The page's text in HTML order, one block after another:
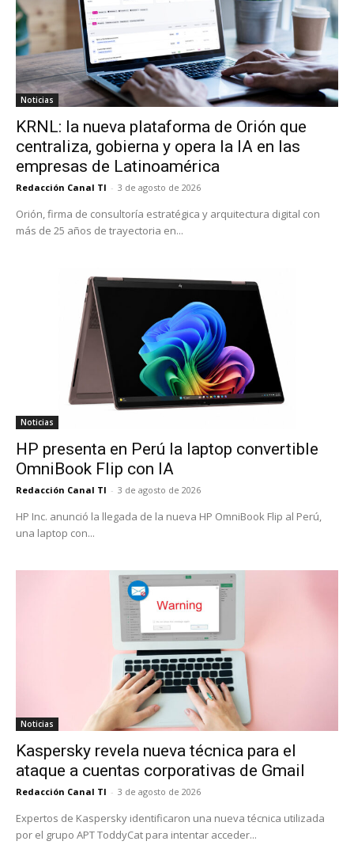
Noticias
KRNL: la nueva plataforma de Orión que
centraliza, gobierna y opera la IA en las
empresas de Latinoamérica
Redacción Canal TI - 3 de agosto de 2026
Orión, firma de consultoría estratégica y arquitectura digital con
más de 25 años de trayectoria en...
Noticias
HP presenta en Perú la laptop convertible
OmniBook Flip con IA
Redacción Canal TI - 3 de agosto de 2026
HP Inc. anunció la llegada de la nueva HP OmniBook Flip al Perú,
una laptop con...
Noticias
Kaspersky revela nueva técnica para el
ataque a cuentas corporativas de Gmail
Redacción Canal TI - 3 de agosto de 2026
Expertos de Kaspersky identificaron una nueva técnica utilizada
por el grupo APT ToddyCat para intentar acceder...